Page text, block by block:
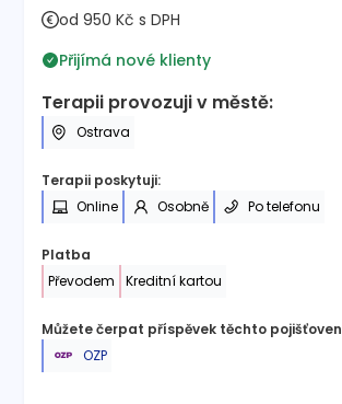
od 950 Kč s DPH
Přijímá nové klienty
Terapii provozuji v městě:
Ostrava
Terapii poskytuji:
Online
Osobně Po telefonu
Platba
Převodem
Kreditní kartou
Můžete čerpat příspěvek těchto pojišťoven
OZP